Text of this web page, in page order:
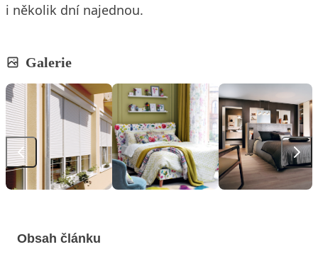
i několik dní najednou.
Galerie
Obsah článku